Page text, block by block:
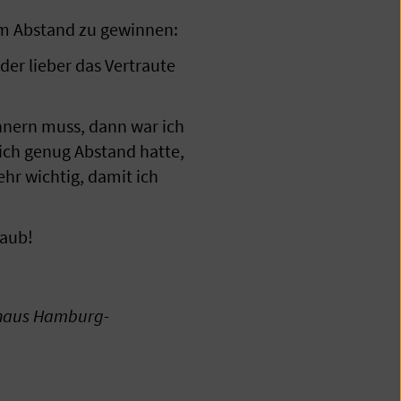
Abstand zu gewinnen:
lieber das Vertraute
muss, dann war ich
genug Abstand hatte,
wichtig, damit ich
Hamburg-